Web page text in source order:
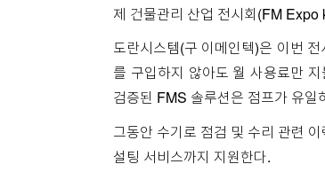
제 건물관리 산업 전시회(FM
도란시스템(구 이메인텍)은 이번
를 구입하지 않아도 월 사용료만
검증된 FMS 솔루션은 점프가 유일
그동안 수기로 점검 및 수리 관련
설팅 서비스까지 지원한다.